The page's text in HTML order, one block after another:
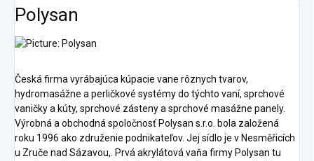
Polysan
Česká firma vyrábajúca kúpacie vane rôznych tvarov,
hydromasážne a perličkové systémy do týchto vaní, sprchové
vaničky a kúty, sprchové zásteny a sprchové masážne panely.
Výrobná a obchodná spoločnosť Polysan s.r.o. bola založená
roku 1996 ako združenie podnikateľov. Jej sídlo je v Nesměřicích
u Zruče nad Sázavou,. Prvá akrylátová vaňa firmy Polysan tu